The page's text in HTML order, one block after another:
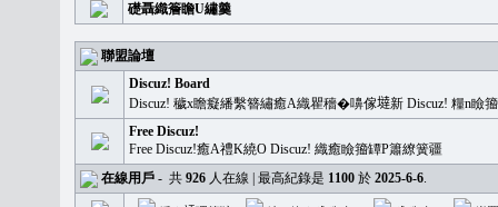
礎聶織簷瞻U繡羹
聯盟論壇
Discuz! Board
Discuz! 穢x瞻癡繙繫簪繡癒A織瞿穡�嚊傢𡐿新 Discuz! 糧n
Free Discuz!
Free Discuz!癒A禮K繞O Discuz! 織癒瞼籀罈P簫繚簧疆
在線用戶 - 共 926 人在線 | 最高紀錄是 1100 於 2025-6-6.